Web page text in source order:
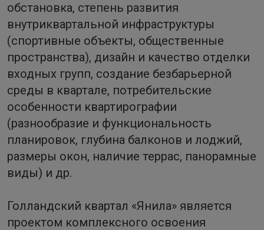
обстановка, степень развития
внутриквартальной инфраструктуры
(спортивные объекты, общественные
пространства), дизайн и качество отделки
входных групп, создание безбарьерной
среды в квартале, потребительские
особенности квартирографии
(разнообразие и функциональность
планировок, глубина балконов и лоджий,
размеры окон, наличие террас, панорамные
виды) и др.
Голландский квартал «Янила» является
проектом комплексного освоения